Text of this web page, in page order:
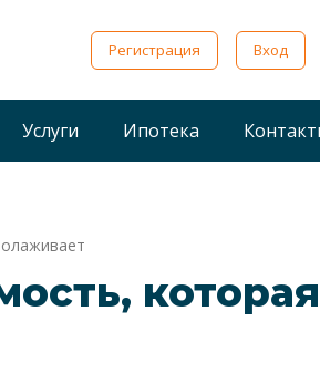
Регистрация Вход
Услуги Ипотека